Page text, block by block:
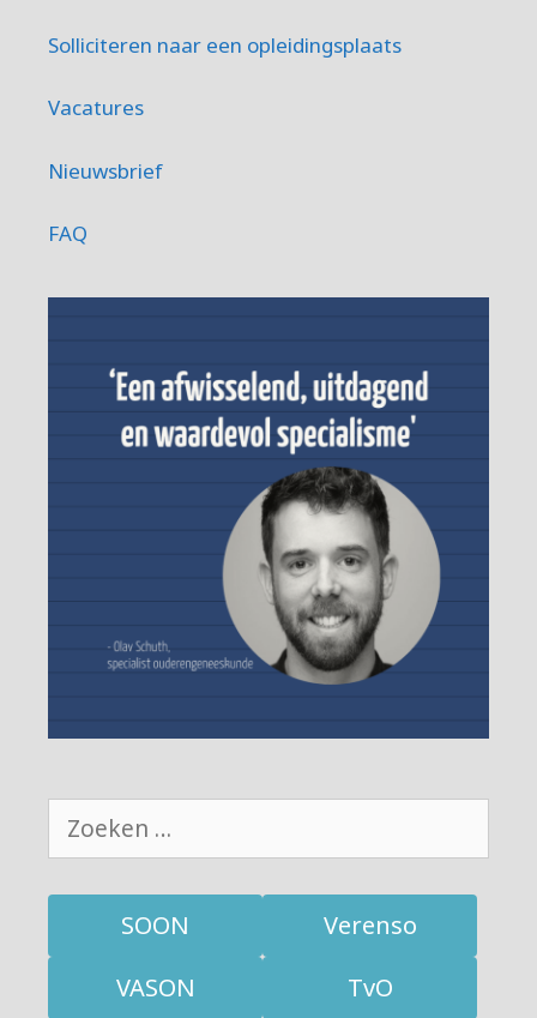
Solliciteren naar een opleidingsplaats
Vacatures
Nieuwsbrief
FAQ
Zoek
naar:
SOON
Verenso
VASON
TvO